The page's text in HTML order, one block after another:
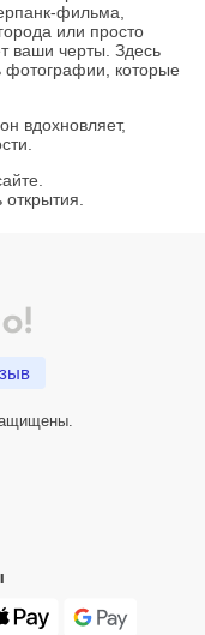
фильма,
или просто
ваши черты. Здесь
фотографии, которые
вдохновляет,